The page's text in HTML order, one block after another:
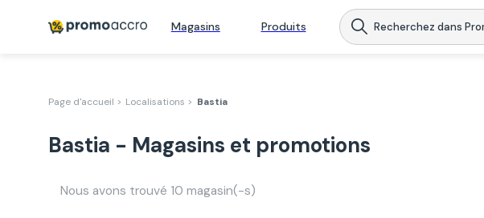
Magasins Produits
Page d'accueil > Localisations > Bastia
Bastia - Magasins et promotions
Nous avons trouvé 10 magasin(-s)